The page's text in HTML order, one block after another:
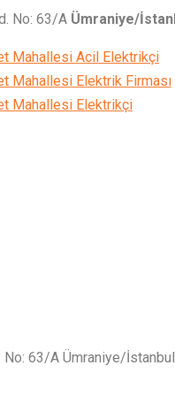
No: 63/A Ümraniye/
Mahallesi Acil Elektrikçi
Mahallesi Elektrik Firması
Mahallesi Elektrikçi
No: 63/A Ümraniye/İstanbul